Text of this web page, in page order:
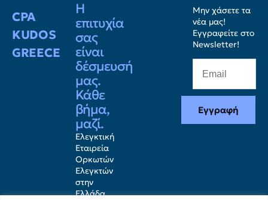
CPA
KUDOS
GREECE
Η
επιτυχία
σας
είναι
δέσμευσή
μας.
Κάθε
βήμα,
μαζί.
Ελεγκτική
Εταιρεία
Ορκωτών
Ελεγκτών
στην
Ελλάδα
Μην χάσετε τα
νέα μας!
Εγγραφείτε στο
Newsletter!
Εγγραφή